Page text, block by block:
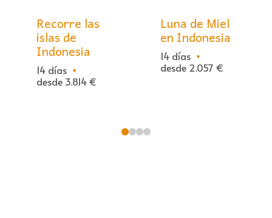
Recorre las
islas de
Indonesia
14 días
desde 3.814 €
Luna de Miel
en Indonesia
14 días
desde 2.057 €